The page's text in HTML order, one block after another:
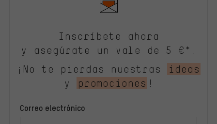
Inscríbete ahora
y asegúrate un vale de 5 €*.
¡No te pierdas nuestras
ideas
y
promociones !
Correo electrónico